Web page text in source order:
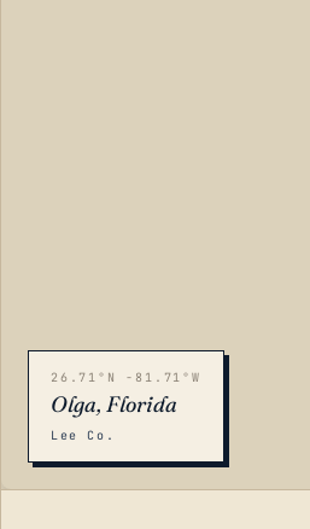
26.71°N -81.71°W
Olga, Florida
Lee Co.